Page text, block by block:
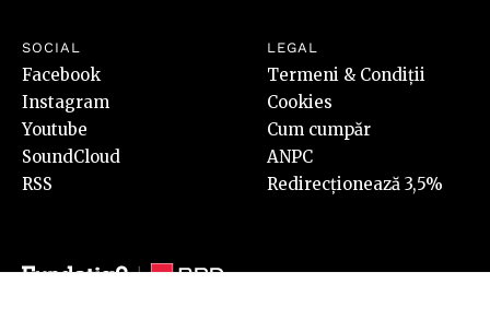
SOCIAL
Facebook
Instagram
Youtube
SoundCloud
RSS
LEGAL
Termeni & Condiții
Cookies
Cum cumpăr
ANPC
Redirecționează 3,5%